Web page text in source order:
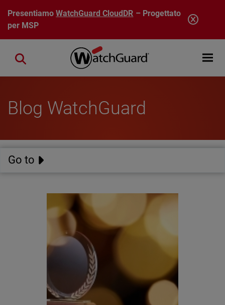
Salta al contenuto principale
PresentiamoWatchGuard CloudDR – Progettato
per MSP
Open
Close search
Blog WatchGuard
Go to